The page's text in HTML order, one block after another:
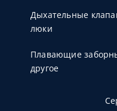
Дыхательные
люки
Плавающие
другое